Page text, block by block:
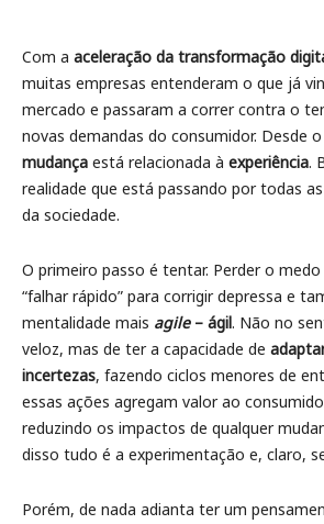
Com a aceleração da transformação
muitas empresas entenderam o que já
mercado e passaram a correr contra o
novas demandas do consumidor. Desde
mudança está relacionada à experiência.
realidade que está passando por todas
da sociedade.
O primeiro passo é tentar. Perder o
“falhar rápido” para corrigir depressa e
mentalidade mais agile– ágil. Não no
veloz, mas de ter a capacidade de
incertezas, fazendo ciclos menores de
essas ações agregam valor ao
reduzindo os impactos de qualquer
disso tudo é a experimentação e, claro,
Porém, de nada adianta ter um